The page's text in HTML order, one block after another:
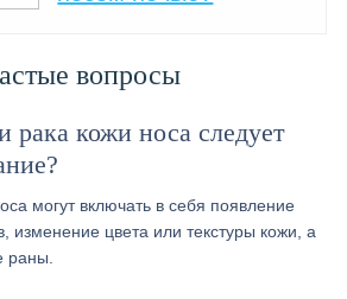
вопросы
рака кожи носа следует
могут включать в себя появление
изменение цвета или текстуры кожи, а
раны.